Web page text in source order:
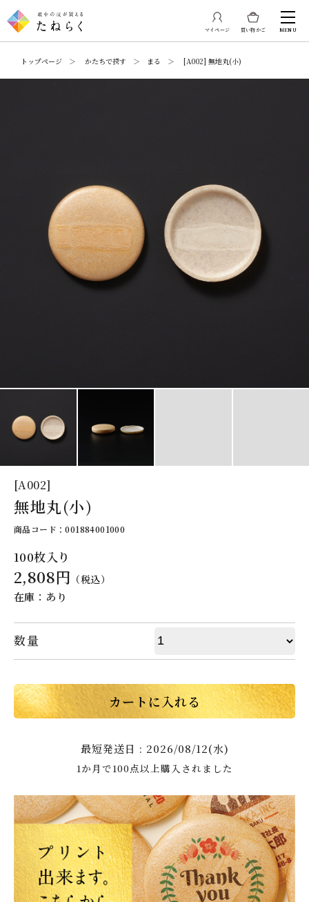
買い物かご
マイページ MENU
トップページ ＞ かたちで探す ＞ まる ＞ [A002] 無地丸(小)
[A002]
無地丸(小)
商品コード：001884001000
100枚入り
2,808円 （税込）
在庫：あり
数量
カートに入れる
最短発送日 : 2026/08/12(水)
1か月で100点以上購入されました